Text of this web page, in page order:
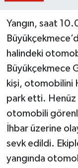
Yangın, saat
halindeki
Büyükçekmece
kişi, otomobilini
park etti. Henüz
otomobili
İhbar üzerine
sevk edildi.
yangında